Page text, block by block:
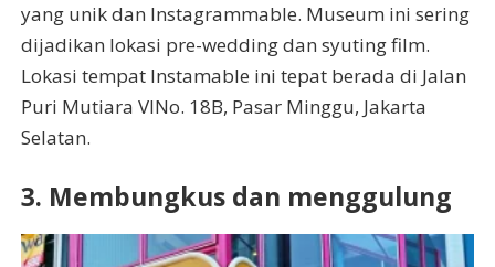
yang unik dan Instagrammable. Museum ini sering
dijadikan lokasi pre-wedding dan syuting film.
Lokasi tempat Instamable ini tepat berada di Jalan
Puri Mutiara VINo. 18B, Pasar Minggu, Jakarta
Selatan.
3. Membungkus dan menggulung